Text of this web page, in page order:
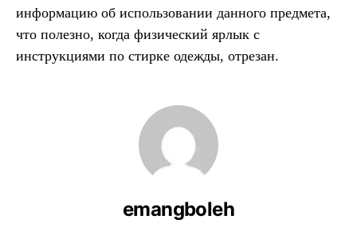
информацию об использовании данного предмета,
что полезно, когда физический ярлык с
инструкциями по стирке одежды, отрезан.
emangboleh